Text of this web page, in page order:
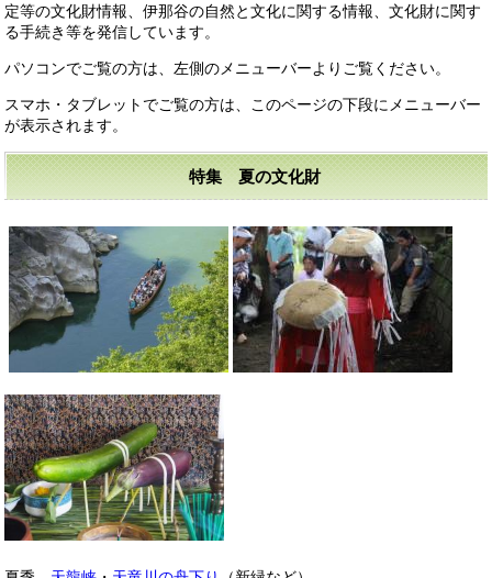
定等の文化財情報、伊那谷の自然と文化に関する情報、文化財に関す
る手続き等を発信しています。
パソコンでご覧の方は、左側のメニューバーよりご覧ください。
スマホ・タブレットでご覧の方は、このページの下段にメニューバー
が表示されます。
特集 夏の文化財